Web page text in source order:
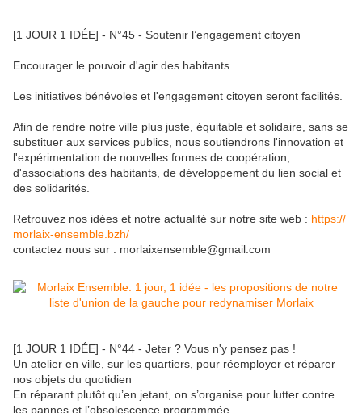
[1 JOUR 1 IDÉE] - N°45 - Soutenir l’engagement citoyen
Encourager le pouvoir d'agir des habitants
Les initiatives bénévoles et l'engagement citoyen seront facilités.
Afin de rendre notre ville plus juste, équitable et solidaire, sans se
substituer aux services publics, nous soutiendrons l'innovation et
l'expérimentation de nouvelles formes de coopération,
d'associations des habitants, de développement du lien social et
des solidarités.
Retrouvez nos idées et notre actualité sur notre site web : https://
morlaix-ensemble.bzh/
contactez nous sur : morlaixensemble@gmail.com
[1 JOUR 1 IDÉE] - N°44 - Jeter ? Vous n'y pensez pas !
Un atelier en ville, sur les quartiers, pour réemployer et réparer
nos objets du quotidien
En réparant plutôt qu’en jetant, on s’organise pour lutter contre
les pannes et l’obsolescence programmée.